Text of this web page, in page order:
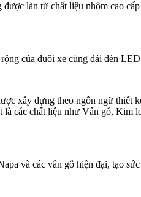
làn từ chất liệu nhôm cao
của đuôi xe cùng dải đèn
xây dựng theo ngôn ngữ thiết
các chất liệu như Vân gỗ, Kim
và các vân gỗ hiện đại, tạo